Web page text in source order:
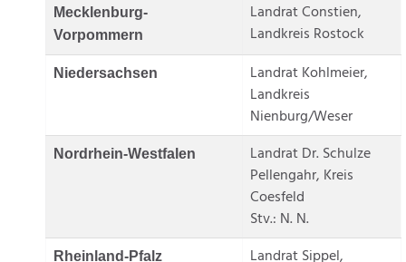
Mecklenburg-
Vorpommern
Landrat Constien,
Landkreis Rostock
Niedersachsen
Landrat Kohlmeier,
Landkreis
Nienburg/Weser
Nordrhein-Westfalen
Landrat Dr. Schulze
Pellengahr, Kreis
Coesfeld
Stv.: N. N.
Rheinland-Pfalz
Landrat Sippel,